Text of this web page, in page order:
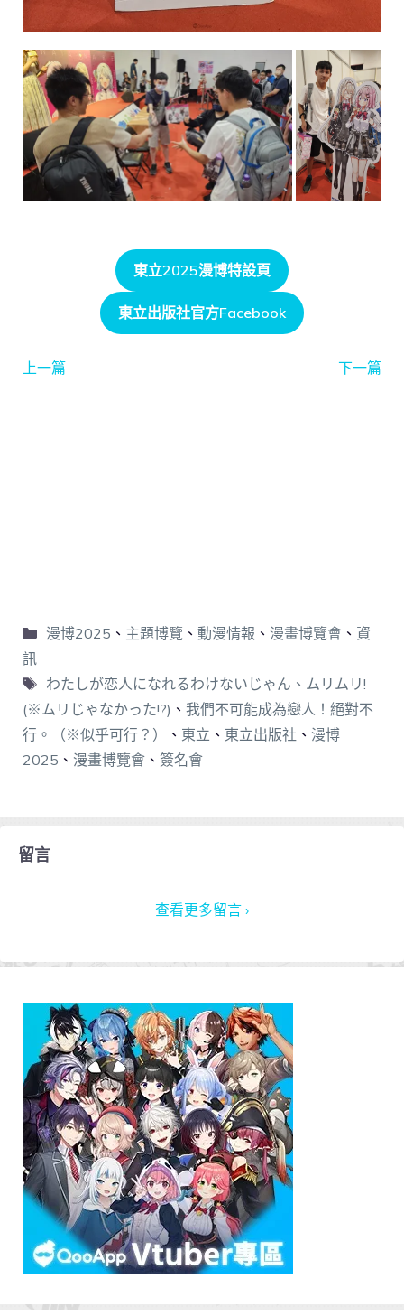
東立2025漫博特設頁
東立出版社官方Facebook
上一篇 下一篇
漫博2025 、 主題博覽 、 動漫情報 、 漫畫博覽會、 資
訊
わたしが恋人になれるわけないじゃん、ムリムリ!
(※ムリじゃなかった!?) 、 我們不可能成為戀人！絕對不
行。（※似乎可行？）
、 東立 、 東立出版社 、 漫博
2025 、 漫畫博覽會 、 簽名會
留言
查看更多留言 ›